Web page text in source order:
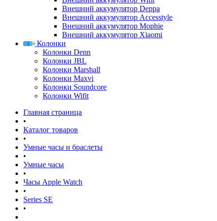
Внешний аккумулятор Deppa
Внешний аккумулятор Accesstyle
Внешний аккумулятор Mophie
Внешний аккумулятор Xiaomi
Колонки
Колонки Denn
Колонки JBL
Колонки Marshall
Колонки Maxvi
Колонки Soundcore
Колонки Wifit
Главная страница
•
Каталог товаров
•
Умные часы и браслеты
•
Умные часы
•
Часы Apple Watch
•
Series SE
•